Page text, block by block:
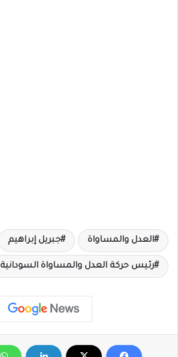
العدل والمساواة جبريل إبراهيم
رئيس حركة العدل والمساواة السودانية